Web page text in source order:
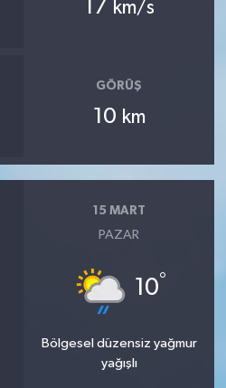
17 km/s
GÖRÜŞ
10 km
15 MART
PAZAR
10°
Bölgesel düzensiz yağmur
yağışlı